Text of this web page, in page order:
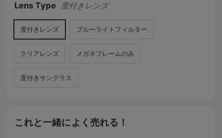
Lens Type 度付きレンズ
度付きレンズ ブルーライトフィルター
クリアレンズ メガネフレームのみ
度付きサングラス
これと一緒によく売れる！